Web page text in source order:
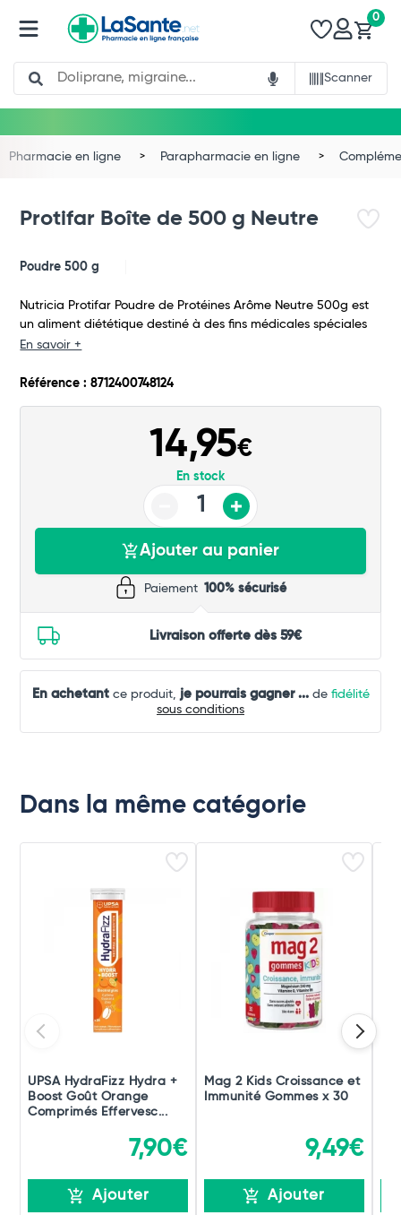
Search
Scanner
0
Commander
Pharmacie en ligne Parapharmacie en ligne
Protifar Boîte de 500 g Neutre
Poudre 500 g
Nutricia Protifar Poudre de Protéines Arôme Neutre 500g est
un aliment diététique destiné à des fins médicales spéciales
En savoir +
Référence : 8712400748124
14,95€
En stock
Ajouter au panier
Paiement 100% sécurisé
Livraison offerte dès 59€
En achetantce produit, je pourrais gagner ...de fidélité
sous conditions
Dans la même catégorie
UPSA HydraFizz Hydra +
Boost Goût Orange
Comprimés Effervesc...
7,90€
Ajouter
Mag 2 Kids Croissance et
Immunité Gommes x 30
9,49€
Ajouter